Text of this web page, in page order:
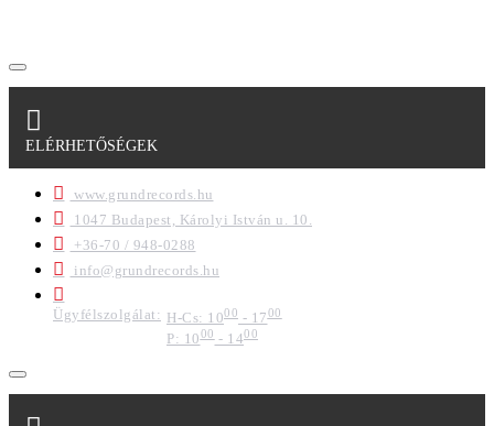
ELÉRHETŐSÉGEK
www.grundrecords.hu
1047 Budapest, Károlyi István u. 10.
+36-70 / 948-0288
info@grundrecords.hu
Ügyfélszolgálat: H-Cs: 1000 - 1700
P: 1000- 1400